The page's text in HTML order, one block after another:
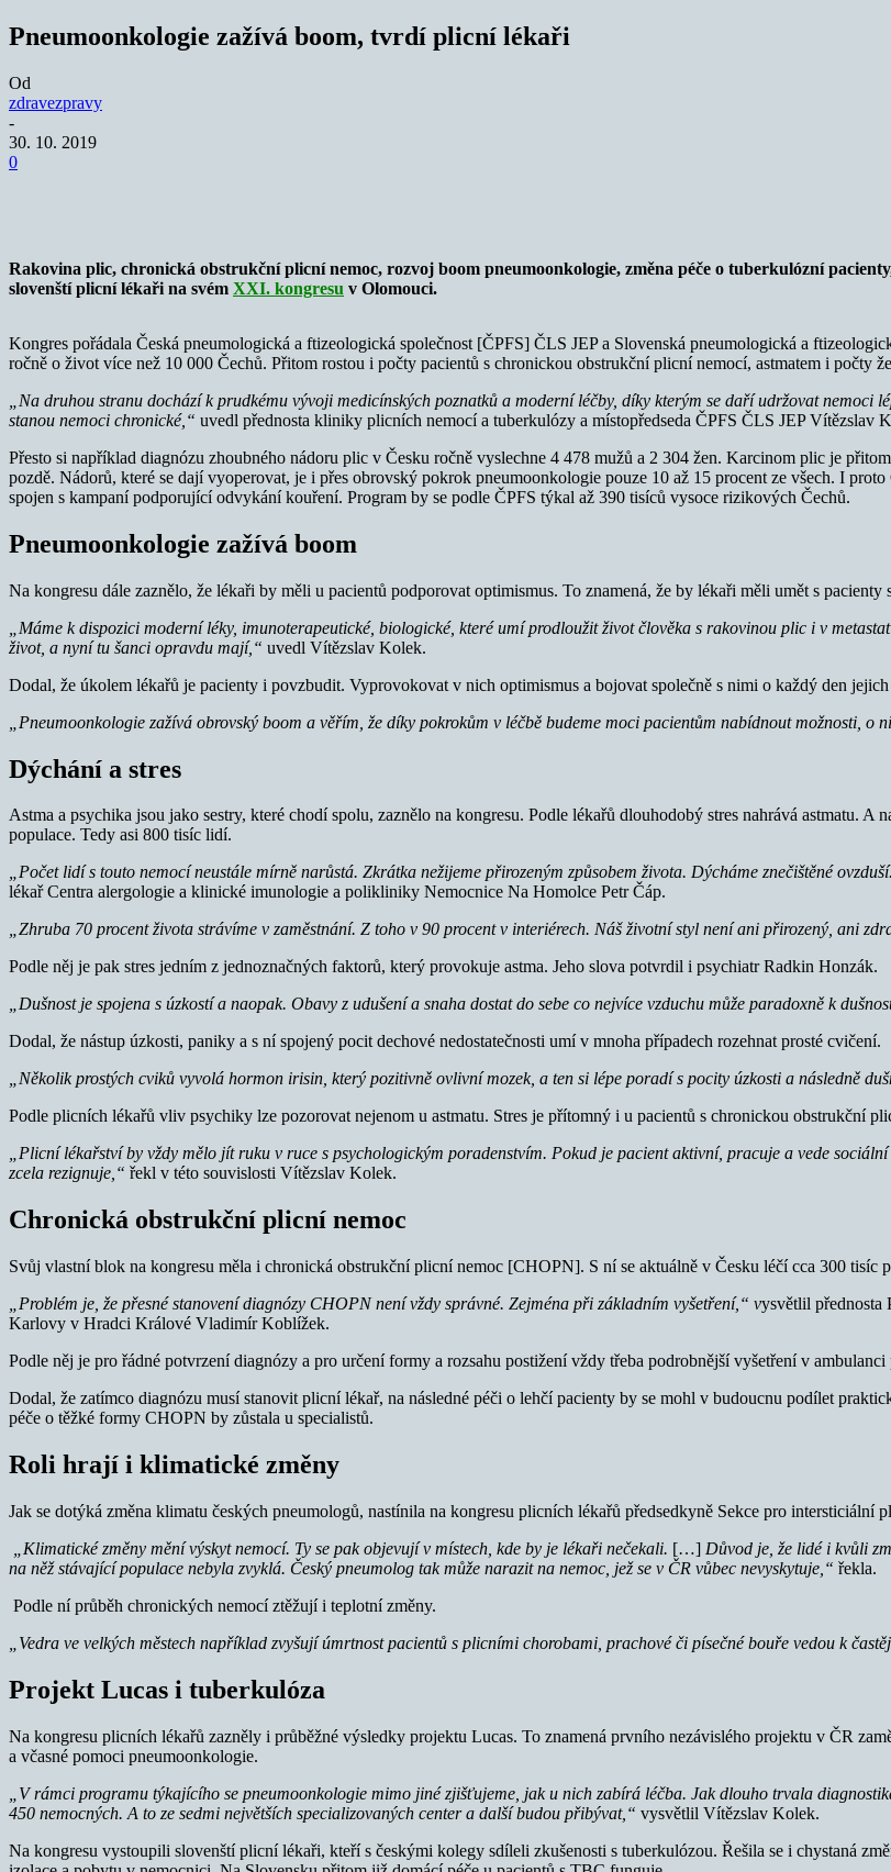
Pneumoonkologie zažívá boom, tvrdí plicní lékaři
Od
zdravezpravy
-
30. 10. 2019
0
Rakovina plic, chronická obstrukční plicní nemoc, rozvoj boom pneumoonkologie, změna péče o tuberkulózní
slovenští plicní lékaři na svém XXI. kongresu v Olomouci.
Kongres pořádala Česká pneumologická a ftizeologická společnost [ČPFS] ČLS JEP a Slovenská pneumologická a
ročně o život více než 10 000 Čechů. Přitom rostou i počty pacientů s chronickou obstrukční plicní nemocí, astmatem i počty
Na druhou stranu dochází k prudkému vývoji medicínských poznatků a moderní léčby, díky kterým se daří udržovat nemoci
stanou nemoci chronické,“ uvedl přednosta kliniky plicních nemocí a tuberkulózy a místopředseda ČPFS ČLS JEP Vítězslav
Přesto si například diagnózu zhoubného nádoru plic v Česku ročně vyslechne 4 478 mužů a 2 304 žen. Karcinom plic je
pozdě. Nádorů, které se dají vyoperovat, je i přes obrovský pokrok pneumoonkologie pouze 10 až 15 procent ze všech. I
spojen s kampaní podporující odvykání kouření. Program by se podle ČPFS týkal až 390 tisíců vysoce rizikových Čechů.
Pneumoonkologie zažívá boom
Na kongresu dále zaznělo, že lékaři by měli u pacientů podporovat optimismus. To znamená, že by lékaři měli umět s
„Máme k dispozici moderní léky, imunoterapeutické, biologické, které umí prodloužit život člověka s rakovinou plic i v
život, a nyní tu šanci opravdu mají,“ uvedl Vítězslav Kolek.
Dodal, že úkolem lékařů je pacienty i povzbudit. Vyprovokovat v nich optimismus a bojovat společně s nimi o každý den
„Pneumoonkologie zažívá obrovský boom a věřím, že díky pokrokům v léčbě budeme moci pacientům nabídnout možnosti, o
Dýchání a stres
Astma a psychika jsou jako sestry, které chodí spolu, zaznělo na kongresu. Podle lékařů dlouhodobý stres nahrává astmatu.
populace. Tedy asi 800 tisíc lidí.
„Počet lidí s touto nemocí neustále mírně narůstá. Zkrátka nežijeme přirozeným způsobem života. Dýcháme znečištěné
lékař Centra alergologie a klinické imunologie a polikliniky Nemocnice Na Homolce Petr Čáp.
„Zhruba 70 procent života strávíme v zaměstnání. Z toho v 90 procent v interiérech. Náš životní styl není ani přirozený, ani
Podle něj je pak stres jedním z jednoznačných faktorů, který provokuje astma. Jeho slova potvrdil i psychiatr Radkin Honzák.
„Dušnost je spojena s úzkostí a naopak. Obavy z udušení a snaha dostat do sebe co nejvíce vzduchu může paradoxně k
Dodal, že nástup úzkosti, paniky a s ní spojený pocit dechové nedostatečnosti umí v mnoha případech rozehnat prosté cvičení.
„Několik prostých cviků vyvolá hormon irisin, který pozitivně ovlivní mozek, a ten si lépe poradí s pocity úzkosti a následně
Podle plicních lékařů vliv psychiky lze pozorovat nejenom u astmatu. Stres je přítomný i u pacientů s chronickou obstrukční
„Plicní lékařství by vždy mělo jít ruku v ruce s psychologickým poradenstvím. Pokud je pacient aktivní, pracuje a vede
zcela rezignuje,“ řekl v této souvislosti Vítězslav Kolek.
Chronická obstrukční plicní nemoc
Svůj vlastní blok na kongresu měla i chronická obstrukční plicní nemoc [CHOPN]. S ní se aktuálně v Česku léčí cca 300
„Problém je, že přesné stanovení diagnózy CHOPN není vždy správné. Zejména při základním vyšetření,“ vysvětlil
Karlovy v Hradci Králové Vladimír Koblížek.
Podle něj je pro řádné potvrzení diagnózy a pro určení formy a rozsahu postižení vždy třeba podrobnější vyšetření v
Dodal, že zatímco diagnózu musí stanovit plicní lékař, na následné péči o lehčí pacienty by se mohl v budoucnu podílet
péče o těžké formy CHOPN by zůstala u specialistů.
Roli hrají i klimatické změny
Jak se dotýká změna klimatu českých pneumologů, nastínila na kongresu plicních lékařů předsedkyně Sekce pro intersticiální
„Klimatické změny mění výskyt nemocí. Ty se pak objevují v místech, kde by je lékaři nečekali. […] Důvod je, že lidé i kvůli
na něž stávající populace nebyla zvyklá. Český pneumolog tak může narazit na nemoc, jež se v ČR vůbec nevyskytuje,“ řekla.
Podle ní průběh chronických nemocí ztěžují i teplotní změny.
„Vedra ve velkých městech například zvyšují úmrtnost pacientů s plicními chorobami, prachové či písečné bouře vedou k
Projekt Lucas i tuberkulóza
Na kongresu plicních lékařů zazněly i průběžné výsledky projektu Lucas. To znamená prvního nezávislého projektu v ČR
a včasné pomoci pneumoonkologie.
„V rámci programu týkajícího se pneumoonkologie mimo jiné zjišťujeme, jak u nich zabírá léčba. Jak dlouho trvala
450 nemocných. A to ze sedmi největších specializovaných centera další budou přibývat,“ vysvětlil Vítězslav Kolek.
Na kongresu vystoupili slovenští plicní lékaři, kteří s českými kolegy sdíleli zkušenosti s tuberkulózou. Řešila se i chystaná